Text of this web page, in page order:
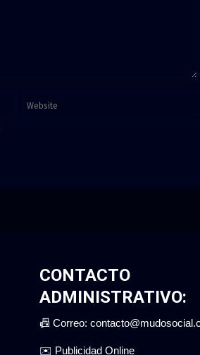
CONTACTO
ADMINISTRATIVO:
📠 Correo:
✉️ Publicidad Online